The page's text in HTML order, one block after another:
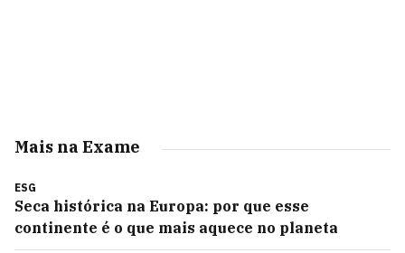
Mais na Exame
ESG
Seca histórica na Europa: por que esse
continente é o que mais aquece no planeta